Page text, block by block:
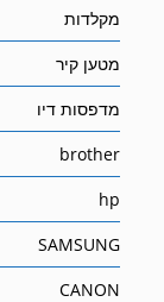
מקלדות
מטען קיר
מדפסות דיו
brother
hp
SAMSUNG
CANON